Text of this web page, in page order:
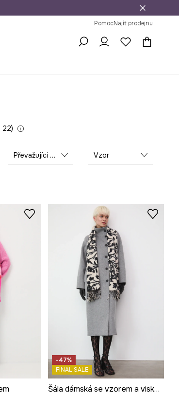
zboží
PomocNajít prodejnu
22
Převažující materiál Vzor
-47%
FINAL SALE
Šála dámská se vzorem a viskózou